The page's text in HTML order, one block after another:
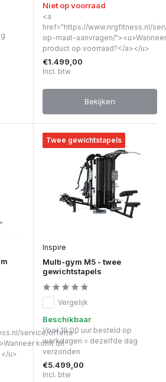
Niet op voorraad
<a
href="https://www.nrgfitness.nl/
op-maat-aanvragen/
product op voorraad?</a></u>
€1.499,00
Incl. btw
Bekijken
service/offerte-
komt dit
u>
Twee gewichtstapels
Inspire
Multi-gym M5 - twee
gewichtstapels
Vergelijk
Beschikbaar
Voor 16:00 uur besteld op
werkdagen = dezelfde dag
verzonden
€5.499,00
Incl. btw